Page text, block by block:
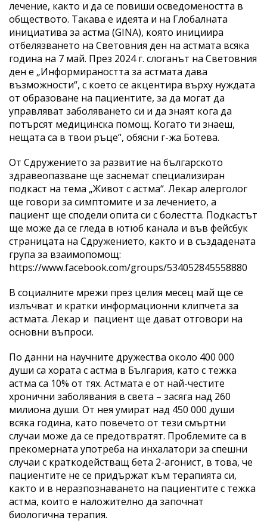
лечение, както и да се повиши осведомеността в
обществото. Такава е идеята и на Глобалната
инициатива за астма (GINA), която инициира
отбелязването на Световния ден на астмата всяка
година на 7 май. През 2024 г. слоганът на Световния
ден е „Информираността за астмата дава
възможности“, с което се акцентира върху нуждата
от образоване на пациентите, за да могат да
управляват заболяването си и да знаят кога да
потърсят медицинска помощ. Когато ти знаеш,
нещата са в твои ръце“, обясни г-жа Ботева.
От Сдружението за развитие на българското
здравеопазване ще заснемат специализиран
подкаст на тема „Живот с астма“. Лекар алерголог
ще говори за симптомите и за лечението, а
пациент ще сподели опита си с болестта. Подкастът
ще може да се гледа в ютюб канала и във фейсбук
страницата на Сдружението, както и в създадената
група за взаимопомощ:
https://www.facebook.com/groups/534052845558880
В социалните мрежи през целия месец май ще се
излъчват и кратки информационни клипчета за
астмата. Лекар и пациент ще дават отговори на
основни въпроси.
По данни на научните дружества около 400 000
души са хората с астма в България, като с тежка
астма са 10% от тях. Астмата е от най-честите
хронични заболявания в света – засяга над 260
милиона души. От нея умират над 450 000 души
всяка година, като повечето от тези смъртни
случаи може да се предотвратят. Проблемите са в
прекомерната употреба на инхалатори за спешни
случаи с краткодействащ бета 2-агонист, в това, че
пациентите не се придържат към терапията си,
както и в неразпознаването на пациентите с тежка
астма, които е наложително да започнат
биологична терапия.